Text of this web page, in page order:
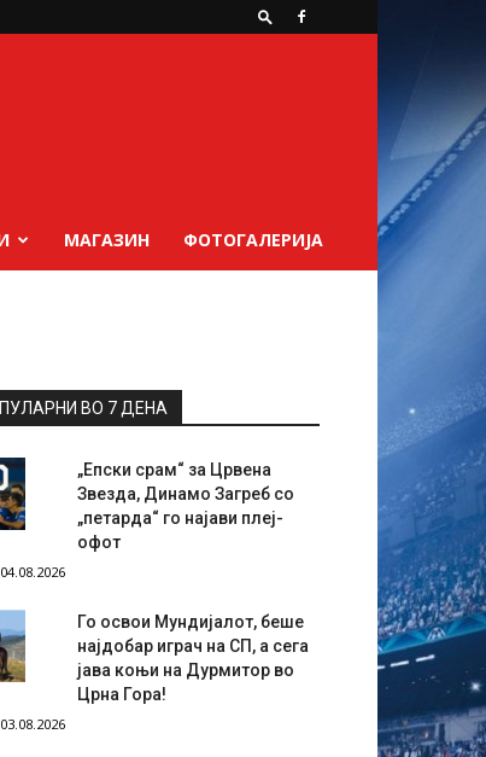
МАГАЗИН ФОТОГАЛЕРИЈА
ВО 7 ДЕНА
„Епски срам“ за Црвена
Звезда, Динамо Загреб со
„петарда“ го најави плеј-
офот
Го освои Мундијалот, беше
најдобар играч на СП, а сега
јава коњи на Дурмитор во
Црна Гора!